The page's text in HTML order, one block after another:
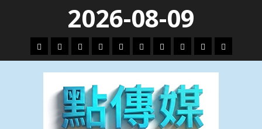
content
2026-08-09
頭
條
財
經
地
方.
會
文
教.
技
專
題
娛
樂
劇
政
治
國
際
運
動
生
活